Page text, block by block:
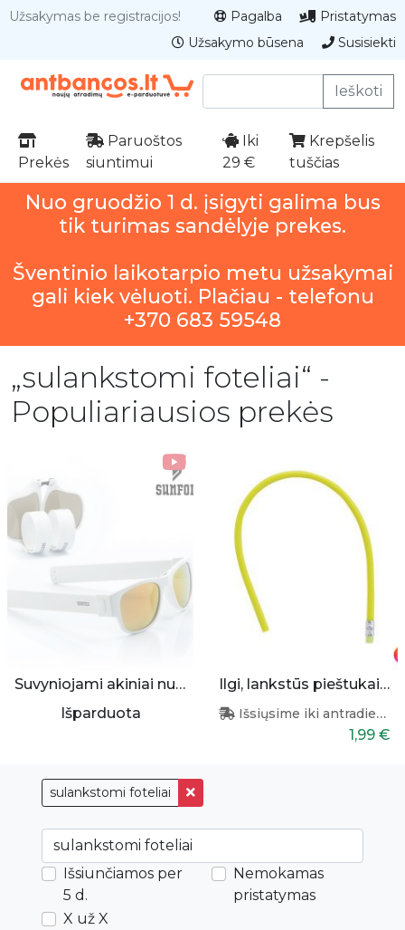
Užsakymas be registracijos! Pagalba
Pristatymas
Užsakymo būsena
Susisiekti
Ieškoti
Prekės
Paruoštos
siuntimui
Iki
29 €
Krepšelis
tuščias
Nuo gruodžio 1 d. įsigyti galima bus
tik turimas sandėlyje prekes.
Šventinio laikotarpio metu užsakymai
gali kiek vėluoti. Plačiau - telefonu
+370 683 59548
„sulankstomi foteliai“ -
Populiariausios prekės
sulankstomi foteliai
Išsiunčiamos per
5 d.
Nemokamas
pristatymas
X už X
Suvyniojami akiniai nuo saulės (balti)
Išparduota
Ilgi, lankstūs pieštukai 2vnt
Išsiųsime iki antradienio
1,99 €